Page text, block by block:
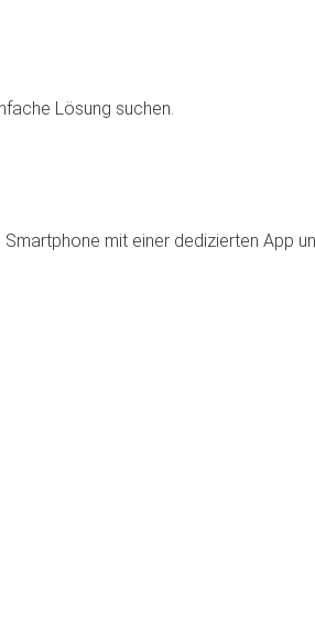
Lösung suchen.
mit einer dedizierten App